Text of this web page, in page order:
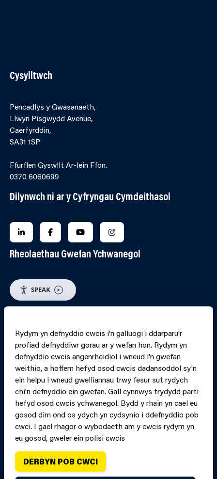
Cysylltwch
Pencadlys y Gwasanaeth,
Llwyn Pisgwydd Avenue,
Caerfyrddin,
SA31 1SP
Ffurflen Gyswllt Ar-lein Ffon.
0370 6060699
Dilynwch ni ar y Cyfryngau Cymdeithasol
FOLLOW US ON LINKEDIN
FOLLOW US ON FACEBOOK
FOLLOW US ON YOUTUBE
FOLLOW US ON
Rheolaethau Gwefan Ychwanegol
SPEAK
Rydym yn defnyddio cwcis i'n galluogi i ddarparu'r
profiad defnyddiwr gorau ar y wefan hon. Rydym yn
defnyddio cwcis angenrheidiol i wneud i'n gwefan
weithio, a hoffem hefyd osod cwcis dadansoddol sy'n
ein helpu i wneud gwelliannau trwy fesur sut rydych
chi'n defnyddio ein gwefan. Gall cynnwys trydydd parti
hefyd osod cwcis ychwanegol. Bydd y rhain yn cael eu
gosod dim ond os ydych yn cydsynio i ddefnyddio pob
cwci. I gael rhagor o wybodaeth am y cwcis rydym yn
eu gosod, gweler ein polisi cwcis
DERBYN POB CWCI
PRINT PAGE